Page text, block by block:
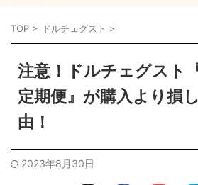
TOP > ドルチェグスト >
注意！ドルチェグスト
定期便』が購入より損
由！
2023年8月30日